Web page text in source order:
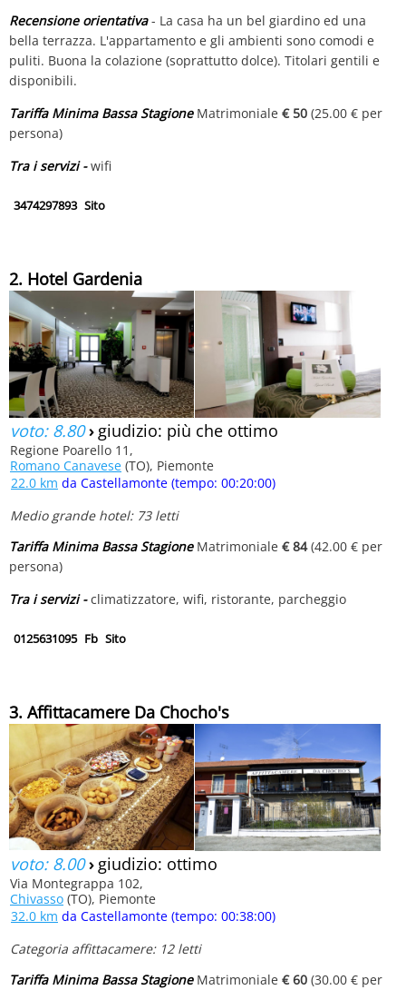
Recensione orientativa- La casa ha un bel giardino ed una
bella terrazza. L'appartamento e gli ambienti sono comodi e
puliti. Buona la colazione (soprattutto dolce). Titolari gentili e
disponibili.
Tariffa Minima Bassa StagioneMatrimoniale € 50 (25.00 € per
persona)
Tra i servizi -wifi
3474297893 Sito
2. Hotel Gardenia
voto: 8.80› giudizio: più che ottimo
Regione Poarello 11,
Romano Canavese (TO), Piemonte
22.0 km da Castellamonte (tempo: 00:20:00)
Medio grande hotel: 73 letti
Tariffa Minima Bassa StagioneMatrimoniale € 84(42.00 € per
persona)
Tra i servizi -climatizzatore, wifi, ristorante, parcheggio
0125631095 Fb Sito
3. Affittacamere Da Chocho's
voto: 8.00› giudizio: ottimo
Via Montegrappa 102,
Chivasso (TO), Piemonte
32.0 km da Castellamonte (tempo: 00:38:00)
Categoria affittacamere: 12 letti
Tariffa Minima Bassa StagioneMatrimoniale € 60 (30.00 € per